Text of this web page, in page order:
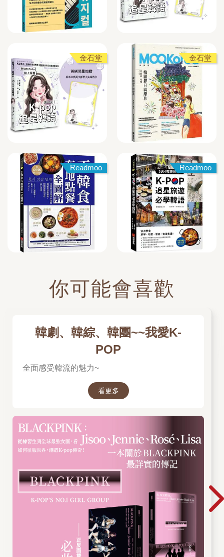
金石堂 金石堂
Readmoo Readmoo
你可能會喜歡
韓劇、韓綜、韓團~~我愛K-
POP
全面感受韓流的魅力~
看更多